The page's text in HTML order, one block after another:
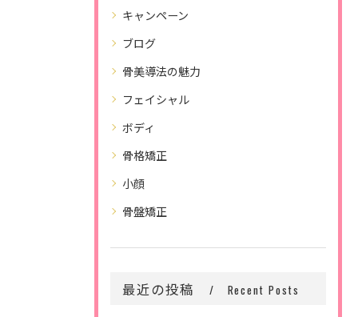
キャンペーン
ブログ
骨美導法の魅力
フェイシャル
ボディ
骨格矯正
小顔
骨盤矯正
最近の投稿 Recent Posts